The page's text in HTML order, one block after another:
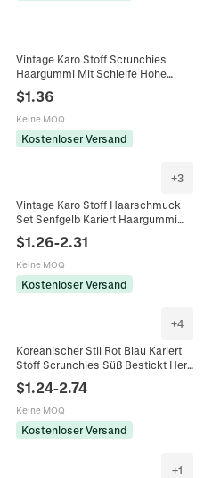
Vintage Karo Stoff Scrunchies
Haargummi Mit Schleife Hohe
Schicker Haarschmuck
$1.36
Keine MOQ
Kostenloser Versand
+3
Vintage Karo Stoff Haarschmuck
Set Senfgelb Kariert Haargummi
Stirnband Herz Bär Haarklammern
Für Damen Mädchen
$1.26-2.31
Keine MOQ
Kostenloser Versand
+4
Koreanischer Stil Rot Blau Kariert
Stoff Scrunchies Süß Bestickt Herz
Haargummi Vintage Karo
Haarschmuck Für Damen
$1.24-2.74
Keine MOQ
Kostenloser Versand
+1